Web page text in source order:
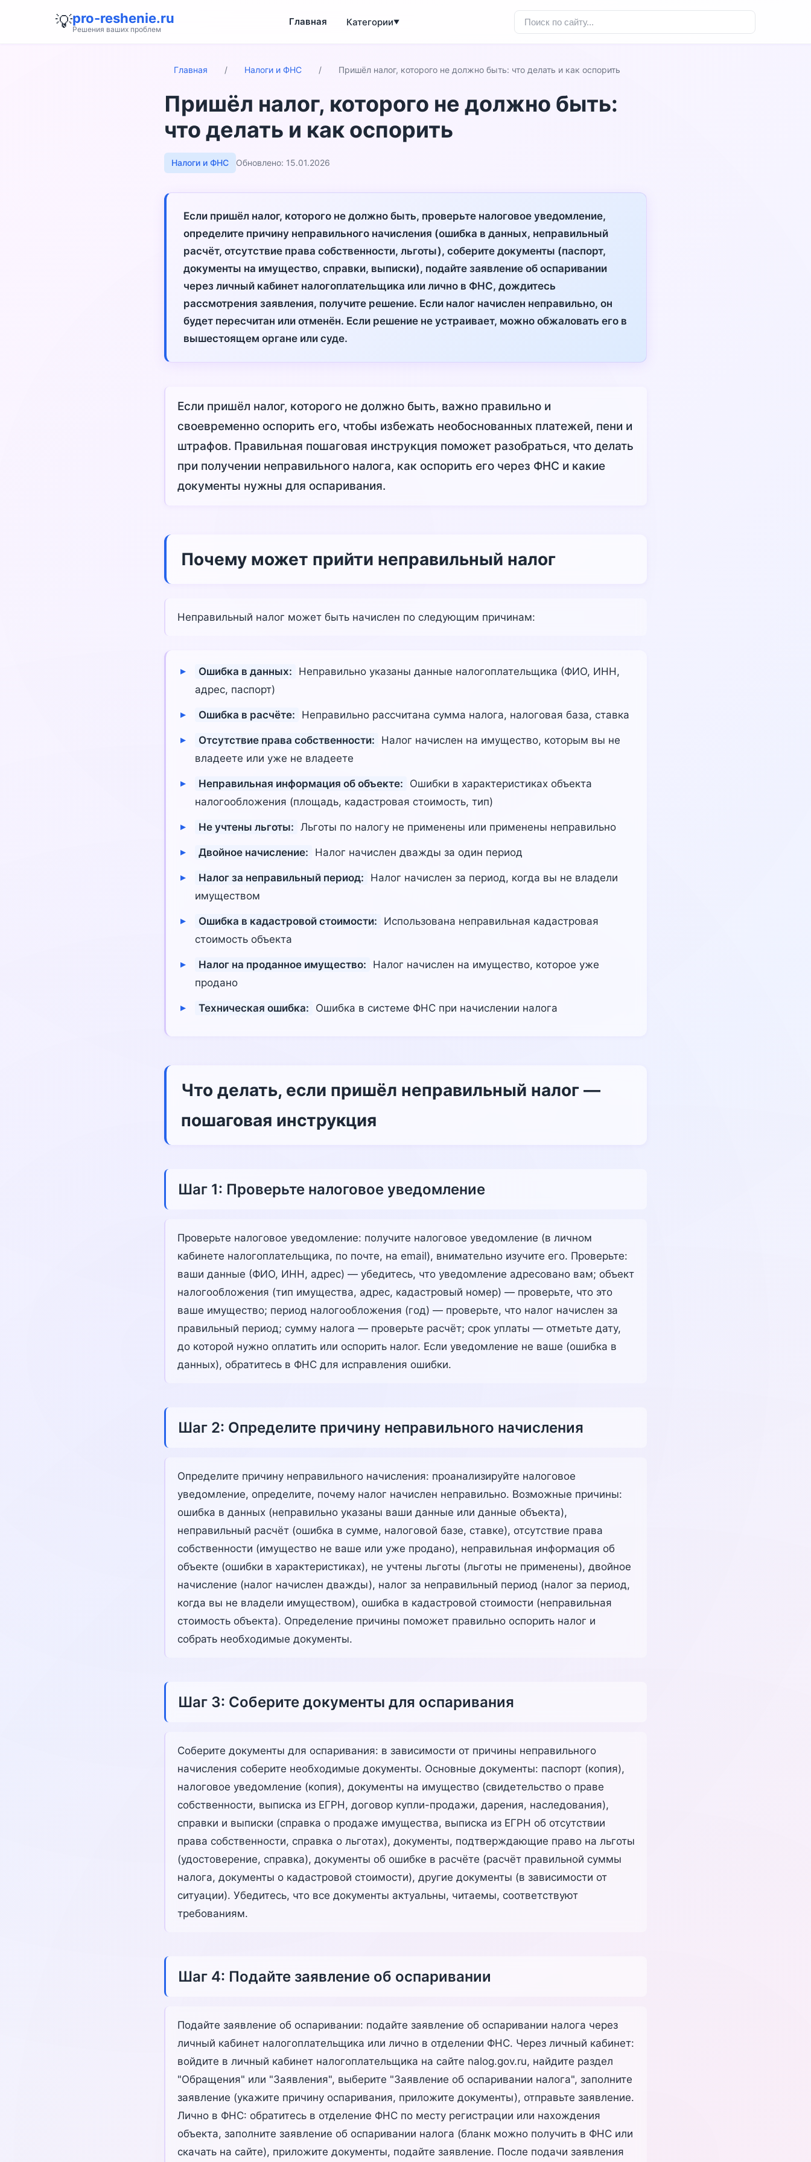
💡pro-reshenie.ru
Решения ваших проблем
Главная Категории▼
Главная / Налоги и ФНС / Пришёл налог, которого не должно быть: что делать и как оспорить
Пришёл налог, которого не должно быть:
что делать и как оспорить
Налоги и ФНС Обновлено: 15.01.2026
Если пришёл налог, которого не должно быть, проверьте налоговое уведомление,
определите причину неправильного начисления (ошибка в данных, неправильный
расчёт, отсутствие права собственности, льготы), соберите документы (паспорт,
документы на имущество, справки, выписки), подайте заявление об оспаривании
через личный кабинет налогоплательщика или лично в ФНС, дождитесь
рассмотрения заявления, получите решение. Если налог начислен неправильно, он
будет пересчитан или отменён. Если решение не устраивает, можно обжаловать его в
вышестоящем органе или суде.
Если пришёл налог, которого не должно быть, важно правильно и
своевременно оспорить его, чтобы избежать необоснованных платежей, пени и
штрафов. Правильная пошаговая инструкция поможет разобраться, что делать
при получении неправильного налога, как оспорить его через ФНС и какие
документы нужны для оспаривания.
Почему может прийти неправильный налог
Неправильный налог может быть начислен по следующим причинам:
Ошибка в данных:
Неправильно указаны данные налогоплательщика (ФИО, ИНН,
адрес, паспорт)
Ошибка в расчёте: Неправильно рассчитана сумма налога, налоговая база, ставка
Отсутствие права собственности:
Налог начислен на имущество, которым вы не
владеете или уже не владеете
Неправильная информация об объекте:
Ошибки в характеристиках объекта
налогообложения (площадь, кадастровая стоимость, тип)
Не учтены льготы: Льготы по налогу не применены или применены неправильно
Двойное начисление: Налог начислен дважды за один период
Налог за неправильный период:
Налог начислен за период, когда вы не владели
имуществом
Ошибка в кадастровой стоимости:
Использована неправильная кадастровая
стоимость объекта
Налог на проданное имущество:
Налог начислен на имущество, которое уже
продано
Техническая ошибка: Ошибка в системе ФНС при начислении налога
Что делать, если пришёл неправильный налог —
пошаговая инструкция
Шаг 1: Проверьте налоговое уведомление
Проверьте налоговое уведомление: получите налоговое уведомление (в личном
кабинете налогоплательщика, по почте, на email), внимательно изучите его. Проверьте:
ваши данные (ФИО, ИНН, адрес) — убедитесь, что уведомление адресовано вам; объект
налогообложения (тип имущества, адрес, кадастровый номер) — проверьте, что это
ваше имущество; период налогообложения (год) — проверьте, что налог начислен за
правильный период; сумму налога — проверьте расчёт; срок уплаты — отметьте дату,
до которой нужно оплатить или оспорить налог. Если уведомление не ваше (ошибка в
данных), обратитесь в ФНС для исправления ошибки.
Шаг 2: Определите причину неправильного начисления
Определите причину неправильного начисления: проанализируйте налоговое
уведомление, определите, почему налог начислен неправильно. Возможные причины:
ошибка в данных (неправильно указаны ваши данные или данные объекта),
неправильный расчёт (ошибка в сумме, налоговой базе, ставке), отсутствие права
собственности (имущество не ваше или уже продано), неправильная информация об
объекте (ошибки в характеристиках), не учтены льготы (льготы не применены), двойное
начисление (налог начислен дважды), налог за неправильный период (налог за период,
когда вы не владели имуществом), ошибка в кадастровой стоимости (неправильная
стоимость объекта). Определение причины поможет правильно оспорить налог и
собрать необходимые документы.
Шаг 3: Соберите документы для оспаривания
Соберите документы для оспаривания: в зависимости от причины неправильного
начисления соберите необходимые документы. Основные документы: паспорт (копия),
налоговое уведомление (копия), документы на имущество (свидетельство о праве
собственности, выписка из ЕГРН, договор купли-продажи, дарения, наследования),
справки и выписки (справка о продаже имущества, выписка из ЕГРН об отсутствии
права собственности, справка о льготах), документы, подтверждающие право на льготы
(удостоверение, справка), документы об ошибке в расчёте (расчёт правильной суммы
налога, документы о кадастровой стоимости), другие документы (в зависимости от
ситуации). Убедитесь, что все документы актуальны, читаемы, соответствуют
требованиям.
Шаг 4: Подайте заявление об оспаривании
Подайте заявление об оспаривании: подайте заявление об оспаривании налога через
личный кабинет налогоплательщика или лично в отделении ФНС. Через личный кабинет:
войдите в личный кабинет налогоплательщика на сайте nalog.gov.ru, найдите раздел
"Обращения" или "Заявления", выберите "Заявление об оспаривании налога", заполните
заявление (укажите причину оспаривания, приложите документы), отправьте заявление.
Лично в ФНС: обратитесь в отделение ФНС по месту регистрации или нахождения
объекта, заполните заявление об оспаривании налога (бланк можно получить в ФНС или
скачать на сайте), приложите документы, подайте заявление. После подачи заявления